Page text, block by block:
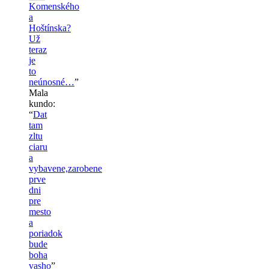
Komenského
a
Hoštínska?
Už
teraz
je
to
neúnosné…”
Mala
kundo:
“Dat
tam
zltu
ciaru
a
vybavene,zarobene
prve
dni
pre
mesto
a
poriadok
bude
boha
vasho”